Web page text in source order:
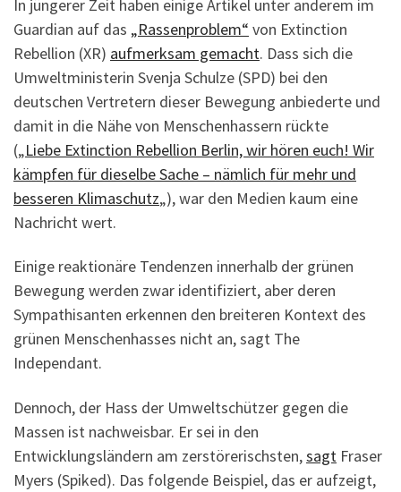
In jüngerer Zeit haben einige Artikel unter anderem im
Guardian auf das „Rassenproblem“ von Extinction
Rebellion (XR) aufmerksam gemacht. Dass sich die
Umweltministerin Svenja Schulze (SPD) bei den
deutschen Vertretern dieser Bewegung anbiederte und
damit in die Nähe von Menschenhassern rückte
(„Liebe Extinction Rebellion Berlin, wir hören euch! Wir
kämpfen für dieselbe Sache – nämlich für mehr und
besseren Klimaschutz„), war den Medien kaum eine
Nachricht wert.
Einige reaktionäre Tendenzen innerhalb der grünen
Bewegung werden zwar identifiziert, aber deren
Sympathisanten erkennen den breiteren Kontext des
grünen Menschenhasses nicht an, sagt The
Independant.
Dennoch, der Hass der Umweltschützer gegen die
Massen ist nachweisbar. Er sei in den
Entwicklungsländern am zerstörerischsten,sagt Fraser
Myers (Spiked). Das folgende Beispiel, das er aufzeigt,